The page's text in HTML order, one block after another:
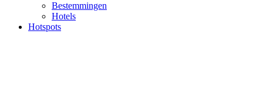
Bestemmingen
Hotels
Hotspots